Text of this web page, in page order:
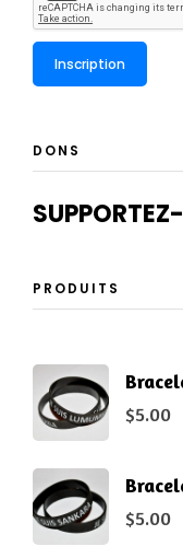
DONS
PRODUITS
$5.00
$5.00